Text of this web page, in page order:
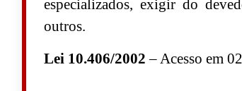
especializados, exigir do
outros.
Lei 10.406/2002 – Acesso em